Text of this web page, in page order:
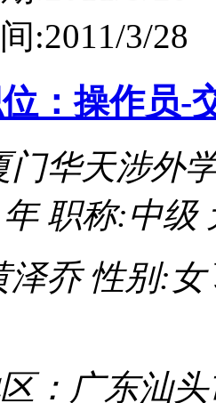
:2011/3/28
：操作员-
门华天涉外
职称:中级
泽乔 性别:女
：广东汕